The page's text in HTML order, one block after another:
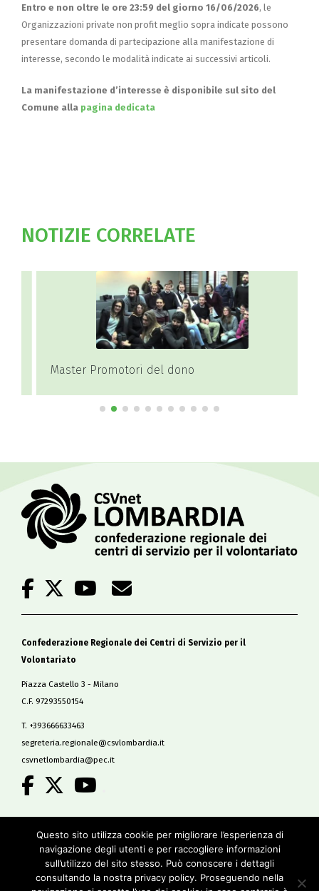
Entro e non oltre le ore 23:59 del giorno 16/06/2026, le
Organizzazioni private non profit meglio sopra indicate possono
presentare domanda di partecipazione alla manifestazione di
interesse, secondo le modalità indicate ai successivi articoli.
La manifestazione d’interesse è disponibile sul sito del
Comune alla pagina dedicata
NOTIZIE CORRELATE
Master Promotori del dono
Confederazione Regionale dei Centri di Servizio per il
Volontariato
Piazza Castello 3 - Milano
C.F. 97293550154
T. +393666633463
segreteria.regionale@csvlombardia.it
csvnetlombardia@pec.it
Questo sito utilizza cookie per migliorare l’esperienza di
navigazione degli utenti e per raccogliere informazioni
sull’utilizzo del sito stesso. Può conoscere i dettagli
consultando la nostra privacy policy. Proseguendo nella